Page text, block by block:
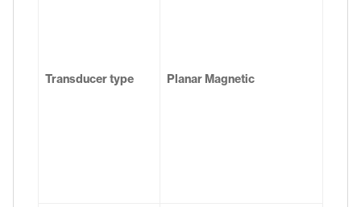
Transducer type Planar Magnetic